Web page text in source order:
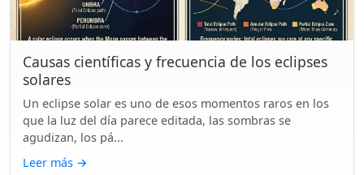
Causas científicas y frecuencia de los eclipses
solares
Un eclipse solar es uno de esos momentos raros en los
que la luz del día parece editada, las sombras se
agudizan, los pá...
Leer más →